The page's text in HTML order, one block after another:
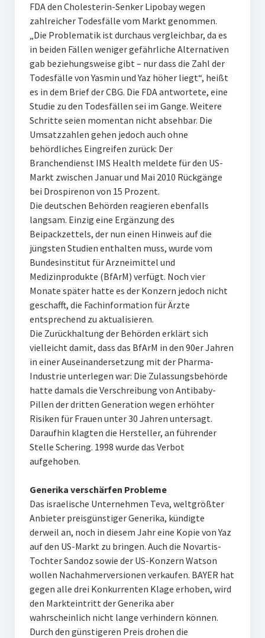
FDA den Cholesterin-Senker Lipobay wegen
zahlreicher Todesfälle vom Markt genommen.
„Die Problematik ist durchaus vergleichbar, da es
in beiden Fällen weniger gefährliche Alternativen
gab beziehungsweise gibt – nur dass die Zahl der
Todesfälle von Yasmin und Yaz höher liegt“, heißt
es in dem Brief der CBG. Die FDA antwortete, eine
Studie zu den Todesfällen sei im Gange. Weitere
Schritte seien momentan nicht absehbar. Die
Umsatzzahlen gehen jedoch auch ohne
behördliches Eingreifen zurück: Der
Branchendienst IMS Health meldete für den US-
Markt zwischen Januar und Mai 2010 Rückgänge
bei Drospirenon von 15 Prozent.
Die deutschen Behörden reagieren ebenfalls
langsam. Einzig eine Ergänzung des
Beipackzettels, der nun einen Hinweis auf die
jüngsten Studien enthalten muss, wurde vom
Bundesinstitut für Arzneimittel und
Medizinprodukte (BfArM) verfügt. Noch vier
Monate später hatte es der Konzern jedoch nicht
geschafft, die Fachinformation für Ärzte
entsprechend zu aktualisieren.
Die Zurückhaltung der Behörden erklärt sich
vielleicht damit, dass das BfArM in den 90er Jahren
in einer Auseinandersetzung mit der Pharma-
Industrie unterlegen war: Die Zulassungsbehörde
hatte damals die Verschreibung von Antibaby-
Pillen der dritten Generation wegen erhöhter
Risiken für Frauen unter 30 Jahren untersagt.
Daraufhin klagten die Hersteller, an führender
Stelle Schering. 1998 wurde das Verbot
aufgehoben.
Generika verschärfen Probleme
Das israelische Unternehmen Teva, weltgrößter
Anbieter preisgünstiger Generika, kündigte
derweil an, noch in diesem Jahr eine Kopie von Yaz
auf den US-Markt zu bringen. Auch die Novartis-
Tochter Sandoz sowie der US-Konzern Watson
wollen Nachahmerversionen verkaufen. BAYER hat
gegen alle drei Konkurrenten Klage erhoben, wird
den Markteintritt der Generika aber
wahrscheinlich nicht lange verhindern können.
Durch den günstigeren Preis drohen die